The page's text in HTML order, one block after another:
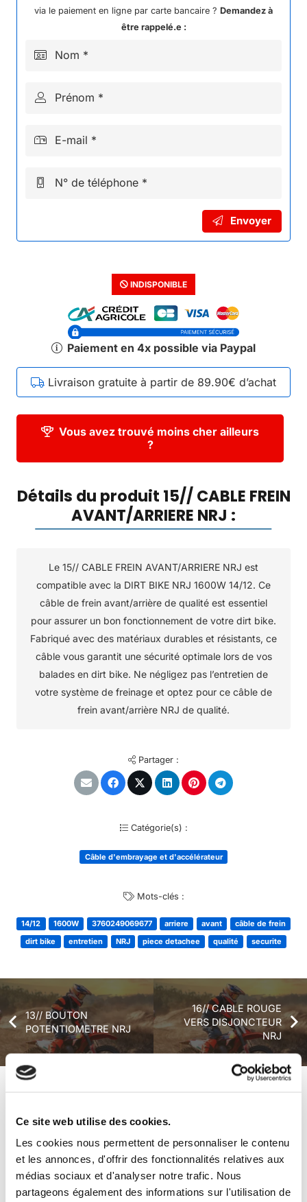
Ce site web utilise des cookies.
Les cookies nous permettent de personnaliser le contenu
et les annonces, d'offrir des fonctionnalités relatives aux
médias sociaux et d'analyser notre trafic. Nous
partageons également des informations sur l'utilisation de
via le paiement en ligne par carte bancaire ? Demandez à
être rappelé.e :
Nom *
Prénom *
E-mail *
N° de téléphone *
Envoyer
INDISPONIBLE
Paiement en 4x possible via Paypal
Livraison gratuite à partir de 89.90€ d’achat
Vous avez trouvé moins cher ailleurs
?
Détails du produit 15// CABLE FREIN
AVANT/ARRIERE NRJ :
Le 15// CABLE FREIN AVANT/ARRIERE NRJ est
compatible avec la DIRT BIKE NRJ 1600W 14/12. Ce
câble de frein avant/arrière de qualité est essentiel
pour assurer un bon fonctionnement de votre dirt bike.
Fabriqué avec des matériaux durables et résistants, ce
câble vous garantit une sécurité optimale lors de vos
balades en dirt bike. Ne négligez pas l’entretien de
votre système de freinage et optez pour ce câble de
frein avant/arrière NRJ de qualité.
Partager :
Catégorie(s) :
Câble d'embrayage et d'accélérateur
Mots-clés :
14/12 1600W 3760249069677 arriere avant
câble de frein
dirt bike
entretien NRJ piece detachee qualité securite
13// BOUTON
POTENTIOMETRE NRJ
16// CABLE ROUGE
VERS DISJONCTEUR
NRJ
Véhicules complets